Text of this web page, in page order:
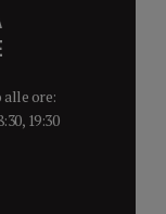
alle ore:
19:30